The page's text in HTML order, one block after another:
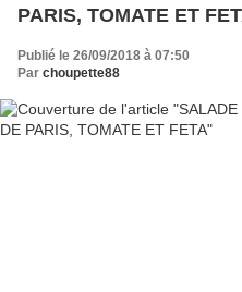
PARIS, TOMATE ET
Publié le 26/09/2018 à 07:50
Par choupette88